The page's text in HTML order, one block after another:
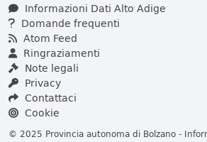
Informazioni Dati Alto Adige
Domande frequenti
Atom Feed
Ringraziamenti
Note legali
Privacy
Contattaci
Cookie
© 2025 Provincia autonoma di Bolzano -